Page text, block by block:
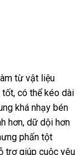
từ vật liệu
tốtkhuyến
mãi
, xuất
xứ
có thể kéo dài
nơi
nào
khá nhạy bén
hơnđăng
ký
, dữ dội hơn
phấn tột
trợ giúp cuộc yêu